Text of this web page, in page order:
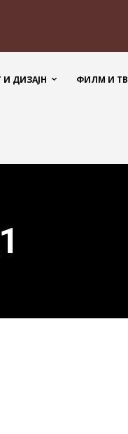
И ДИЗАЈН ФИЛМ И ТВ